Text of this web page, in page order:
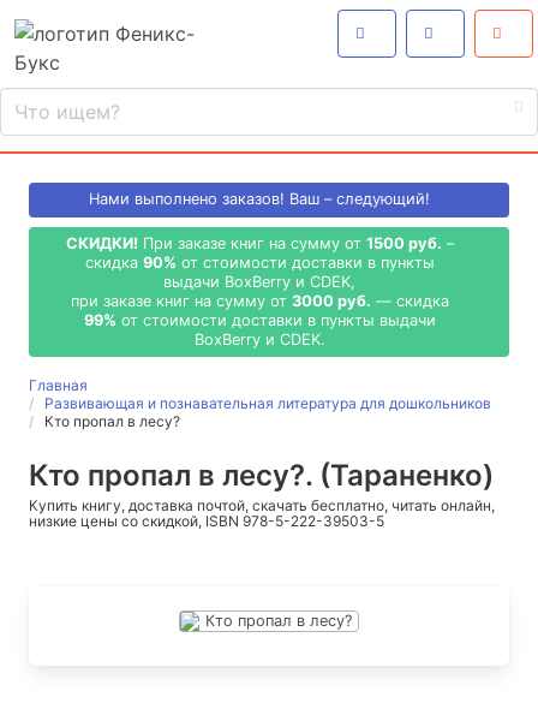
Нами выполнено заказов! Ваш – следующий!
СКИДКИ! При заказе книг на сумму от 1500 руб. –
скидка 90% от стоимости доставки в пункты
выдачи BoxBerry и CDEK,
при заказе книг на сумму от 3000 руб. — скидка
99% от стоимости доставки в пункты выдачи
BoxBerry и CDEK.
Главная
Развивающая и познавательная литература для дошкольников
Кто пропал в лесу?
Кто пропал в лесу?. (Тараненко)
Купить книгу, доставка почтой, скачать бесплатно, читать онлайн,
низкие цены со скидкой, ISBN 978-5-222-39503-5